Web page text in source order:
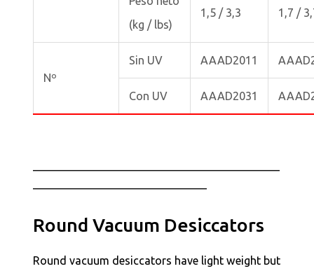
(kg / lbs)
1,5 / 3,3 1,7 /
Nº
Sin UV AAAD2011
Con UV AAAD2031
Round Vacuum Desiccators
Round vacuum desiccators have light weight but